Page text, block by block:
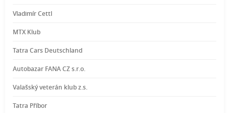
Vladimír Cettl
MTX Klub
Tatra Cars Deutschland
Autobazar FANA CZ s.r.o.
Valašský veterán klub z.s.
Tatra Příbor